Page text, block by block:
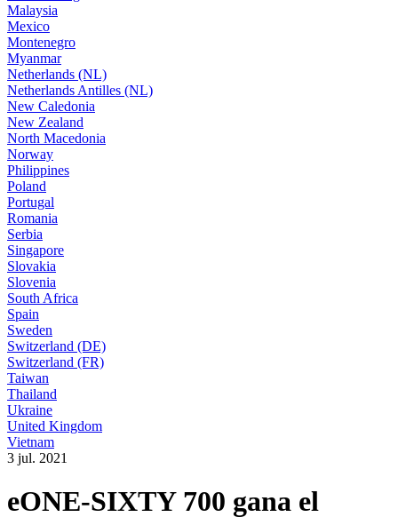
Malaysia
Mexico
Montenegro
Myanmar
Netherlands (NL)
Netherlands Antilles (NL)
New Caledonia
New Zealand
North Macedonia
Norway
Philippines
Poland
Portugal
Romania
Serbia
Singapore
Slovakia
Slovenia
South Africa
Spain
Sweden
Switzerland (DE)
Switzerland (FR)
Taiwan
Thailand
Ukraine
United Kingdom
Vietnam
3 jul. 2021
eONE-SIXTY 700 gana el